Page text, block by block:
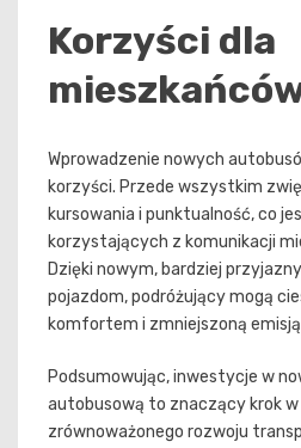
Korzyści dla
Wprowadzenie nowych
korzyści. Przede wszystkim
kursowania i punktualność, co
korzystających z komunikacji
Dzięki nowym, bardziej
pojazdom, podróżujący mogą
komfortem i zmniejszoną
Podsumowując, inwestycje w
autobusową to znaczący krok w
zrównoważonego rozwoju